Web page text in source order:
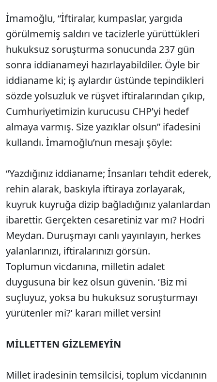
İmamoğlu, “İftiralar, kumpaslar, yargıda
görülmemiş saldırı ve tacizlerle yürüttükleri
hukuksuz soruşturma sonucunda 237 gün
sonra iddianameyi hazırlayabildiler. Öyle bir
iddianame ki; iş aylardır üstünde tepindikleri
sözde yolsuzluk ve rüşvet iftiralarından çıkıp,
Cumhuriyetimizin kurucusu CHP’yi hedef
almaya varmış. Size yazıklar olsun” ifadesini
kullandı. İmamoğlu’nun mesajı şöyle:
“Yazdığınız iddianame; İnsanları tehdit ederek,
rehin alarak, baskıyla iftiraya zorlayarak,
kuyruk kuyruğa dizip bağladığınız yalanlardan
ibarettir. Gerçekten cesaretiniz var mı? Hodri
Meydan. Duruşmayı canlı yayınlayın, herkes
yalanlarınızı, iftiralarınızı görsün.
Toplumun vicdanına, milletin adalet
duygusuna bir kez olsun güvenin. ‘Biz mi
suçluyuz, yoksa bu hukuksuz soruşturmayı
yürütenler mi?’ kararı millet versin!
MİLLETTEN GİZLEMEYİN
Millet iradesinin temsilcisi, toplum vicdanının